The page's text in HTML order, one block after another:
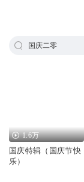
国庆二零
1.6万
国庆特辑（国庆节快
乐）